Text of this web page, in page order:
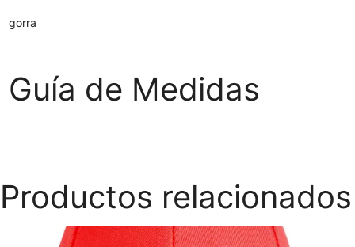
gorra
Guía de Medidas
Productos relacionados